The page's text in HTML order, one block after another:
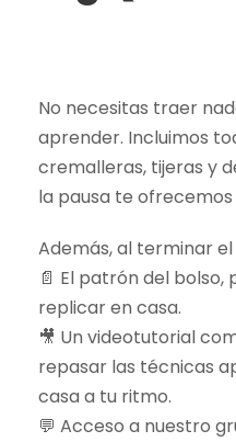
No necesitas traer
aprender. Incluimos
cremalleras, tijeras y
la pausa te
Además, al terminar
📄 El patrón del bolso,
replicar en casa.
🎥 Un videotutorial
repasar las técnicas
casa a tu ritmo.
💬 Acceso a nuestro